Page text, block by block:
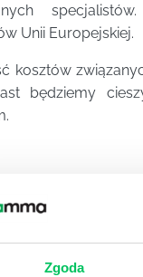
Zgoda
Unii Europejskiej.
kosztów
będziemy